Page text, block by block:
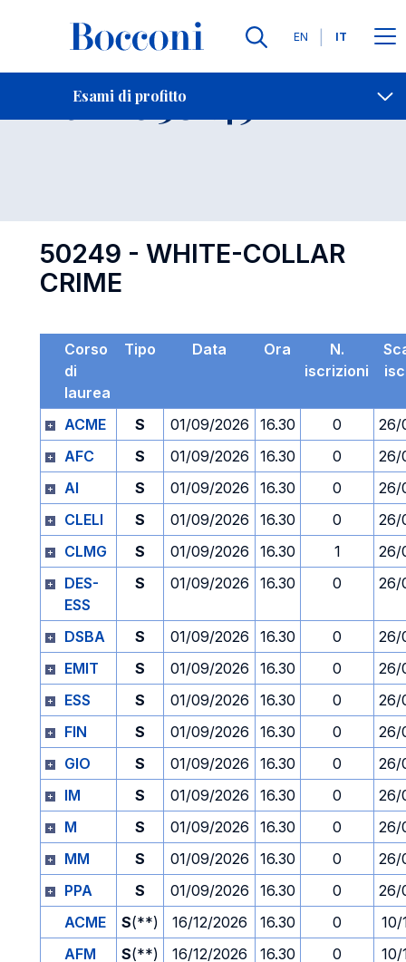
Lingue
EN IT
Esami di profitto
Contatti
Esame 50249 Open
50249 - WHITE-COLLAR
CRIME
Corso
di
laurea
Tipo Data Ora
N.
iscrizioni
ACME S 01/09/2026 16.30 0
26/
AFC
S 01/09/2026 16.30 0
26/
AI
S 01/09/2026 16.30 0
26/
CLELI
S 01/09/2026 16.30 0
26/
CLMG
S 01/09/2026 16.30 1
26/
DES-
ESS
S 01/09/2026 16.30 0 26/
DSBA S 01/09/2026 16.30 0
26/
EMIT
S 01/09/2026 16.30 0
26/
ESS
S 01/09/2026 16.30 0
26/
FIN
S 01/09/2026 16.30 0
26/
GIO
S 01/09/2026 16.30 0
26/
IM
S 01/09/2026 16.30 0
26/
M
S 01/09/2026 16.30 0
26/
MM
S 01/09/2026 16.30 0
26/
PPA
S 01/09/2026 16.30 0
26/
ACME
S(**) 16/12/2026 16.30 0
10/
AFM
S(**) 16/12/2026 16.30 0
10/